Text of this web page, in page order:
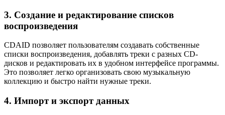
3. Создание и редактирование списков
воспроизведения
CDAID позволяет пользователям создавать собственные
списки воспроизведения, добавлять треки с разных CD-
дисков и редактировать их в удобном интерфейсе программы.
Это позволяет легко организовать свою музыкальную
коллекцию и быстро найти нужные треки.
4. Импорт и экспорт данных